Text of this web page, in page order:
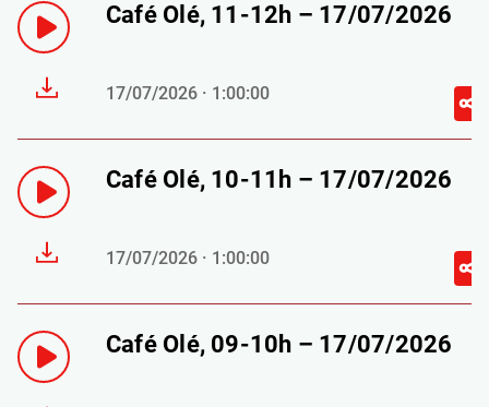
Café Olé, 11-12h – 17/07/2026
17/07/2026 · 1:00:00
Café Olé, 10-11h – 17/07/2026
17/07/2026 · 1:00:00
Café Olé, 09-10h – 17/07/2026